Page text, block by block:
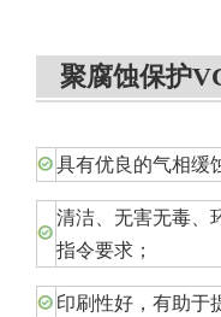
聚腐蚀保护
具有优良的气相缓
清洁、无害无毒、
指令要求；
印刷性好，有助于